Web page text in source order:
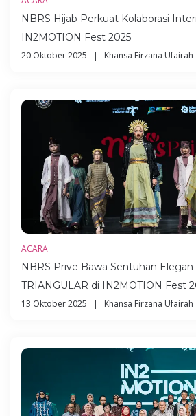
NBRS Hijab Perkuat Kolaborasi
IN2MOTION Fest 2025
20 Oktober 2025 | Khansa Firzana Ufairah
ACARA
NBRS Prive Bawa Sentuhan
TRIANGULAR di IN2MOTION Fest
13 Oktober 2025 | Khansa Firzana Ufairah